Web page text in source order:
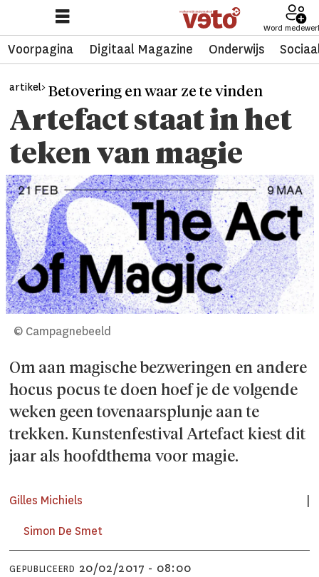
Word
Voorpagina Digitaal Magazine Onderwijs
artikel> Betovering en waar ze te vinden
Artefact staat in het
teken van magie
© Campagnebeeld
Om aan magische bezweringen en andere
hocus pocus te doen hoef je de volgende
weken geen tovenaarsplunje aan te
trekken. Kunstenfestival Artefact kiest dit
jaar als hoofdthema voor magie.
Gilles Michiels
Simon De Smet
GEPUBLICEERD 20/02/2017 - 08:00